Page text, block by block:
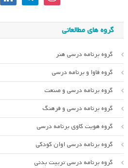
گروه های مطالعاتی
گروه برنامه درسی هنر
گروه فاوا و برنامه درسی
گروه برنامه درسی و صنعت
گروه برنامه درسی و فرهنگ
گروه هویت کاوی برنامه درسی
گروه برنامه درسی اوان کودکی
گروه برنامه درسی تربیت بدنی